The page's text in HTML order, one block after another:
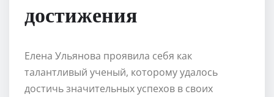
достижения
Елена Ульянова проявила себя как
талантливый ученый, которому удалось
достичь значительных успехов в своих